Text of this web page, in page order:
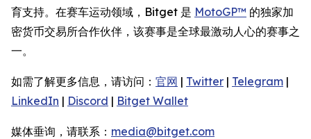
育支持。在赛车运动领域，Bitget 是 MotoGP™ 的独家加
密货币交易所合作伙伴，该赛事是全球最激动人心的赛事之
一。
如需了解更多信息，请访问： 官网 | Twitter | Telegram |
LinkedIn | Discord | Bitget Wallet
媒体垂询，请联系： media@bitget.com